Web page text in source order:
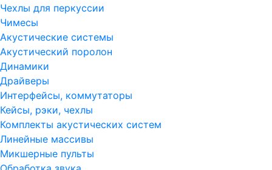
Чехлы для перкуссии
Чимесы
Акустические системы
Акустический поролон
Динамики
Драйверы
Интерфейсы, коммутаторы
Кейсы, рэки, чехлы
Комплекты акустических систем
Линейные массивы
Микшерные пульты